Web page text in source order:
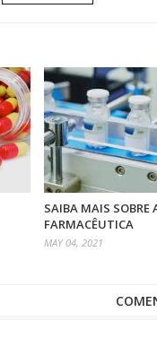
SAIBA MAIS SOBRE
FARMACÊUTICA
MAY 04, 2021